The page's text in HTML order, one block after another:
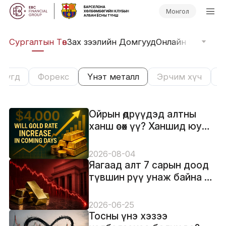
Монгол
Сургалтын ТөвЗах зээлийн ДомгуудОнлайн
Бүгд Форекс Үнэт металл Эрчим хүч
Ойрын өдрүүдэд алтны
ханш өсөх үү? Ханшид юу
2026-08-04
Яагаад алт 7 сарын доод
түвшин рүү унаж байна —
геополитикийг давж
байна
2026-06-25
Тосны үнэ хэзээ